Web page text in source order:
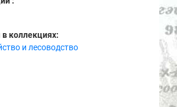
в коллекциях:
и лесоводство